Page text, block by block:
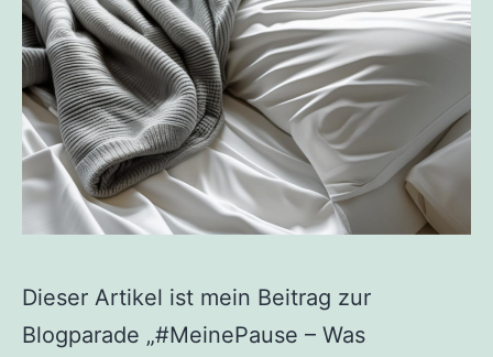
Dieser Artikel ist mein Beitrag zur
Blogparade „#MeinePause – Was